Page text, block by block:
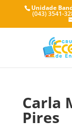
Unidade
(043) 3541-
Carla
Pires